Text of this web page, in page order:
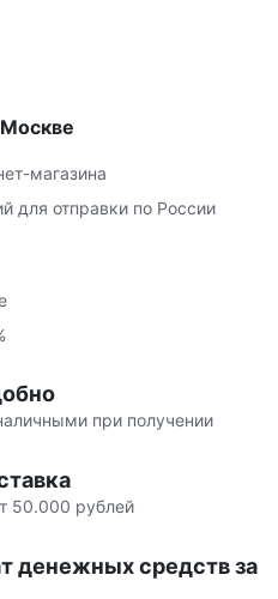
магазина
для отправки по России
при получении
50.000 рублей
денежных средств за